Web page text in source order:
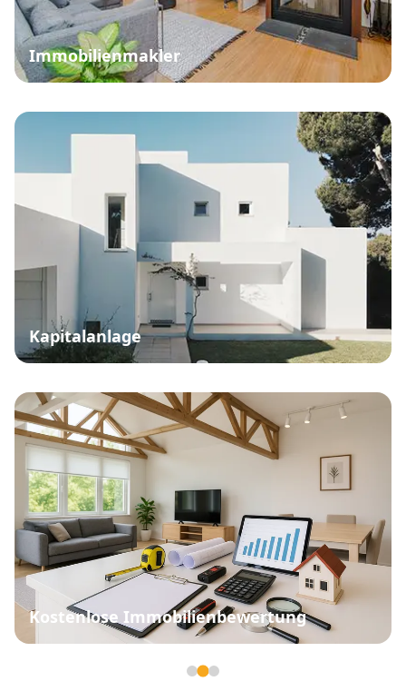
Immobilienmakler
Kapitalanlage
Kostenlose Immobilienbewertung